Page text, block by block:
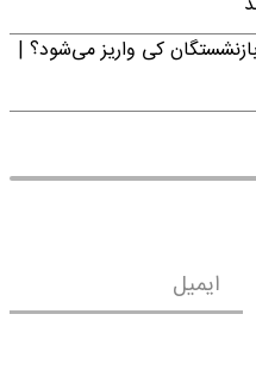
کی واریز می‌شود؟ |
ایمیل